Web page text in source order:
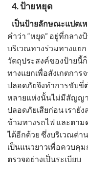
4.ป้ายหยุด
เป็นป้ายลักษณะแปดเ
คำว่า “หยุด” อยู่ที่กลาง
บริเวณทางร่วมทางแย
วัตถุประสงค์ของป้ายนี้
ทางแยกเพื่อสังเกตการ
ปลอดภัยจึงทำการขับขี่
หลายแห่งนั้นไม่มีสัญญ
ปลอดภัยเสียก่อน เรายั
ข้ามทางรถไฟ และตาม
ได้อีกด้วย ซึ่งบริเวณด่า
เป็นแนวยาวเพื่อควบคุ
ตรวจอย่างเป็นระเบียบ